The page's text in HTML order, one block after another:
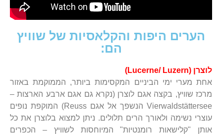
הערים היפות והקלאסיות של שוויץ
הם:
לוצרן (Lucerne/ Luzern)
אחת מערי ימי הביניים המקסימות ביותר, הממוקמת באזור
מרכז שוויץ, בקצה אגם לוצרן (נקרא גם אגם ארבע הארצות –
Vierwaldstättersee הנשפך אל אגם Reuss) המוקפת נופים
עוצרי נשימה ולאורך הרים תלולים. ניתן למצוא בלוצרן את כל
אותן "קלישאות רומנטיות" המיוחסות לשוויץ – הכפרים